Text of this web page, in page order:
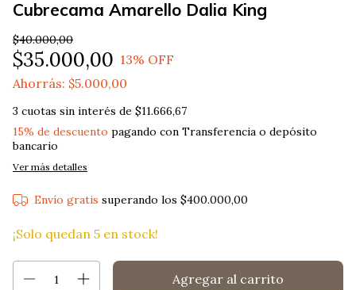
Cubrecama Amarello Dalia King
$40.000,00
$35.000,00 13% OFF
Ahorrás: $5.000,00
3 cuotas sin interés de $11.666,67
15% de descuento pagando con Transferencia o depósito
bancario
Ver más detalles
Envío gratis superando los $400.000,00
¡Solo quedan 5 en stock!